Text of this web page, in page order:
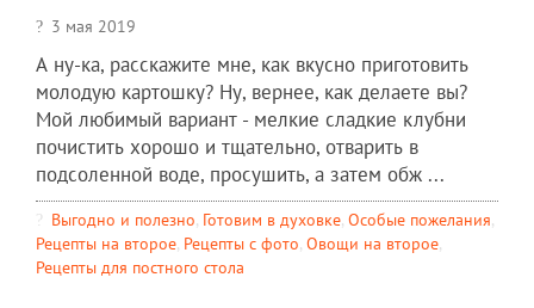
3 мая 2019
А ну-ка, расскажите мне, как вкусно приготовить
молодую картошку? Ну, вернее, как делаете вы?
Мой любимый вариант - мелкие сладкие клубни
почистить хорошо и тщательно, отварить в
подсоленной воде, просушить, а затем обж ...
Выгодно и полезно, Готовим в духовке, Особые пожелания,
Рецепты на второе, Рецепты c фото, Овощи на второе,
Рецепты для постного стола